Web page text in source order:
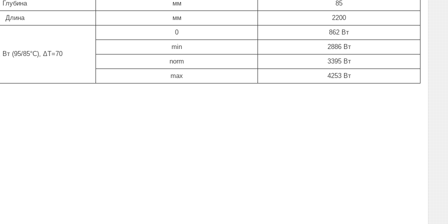
Глубина
мм
85
Длина
мм 2200
(95/85°С), ΔТ=70
0
862 Вт
min
2886 Вт
norm
3395 Вт
max
4253 Вт